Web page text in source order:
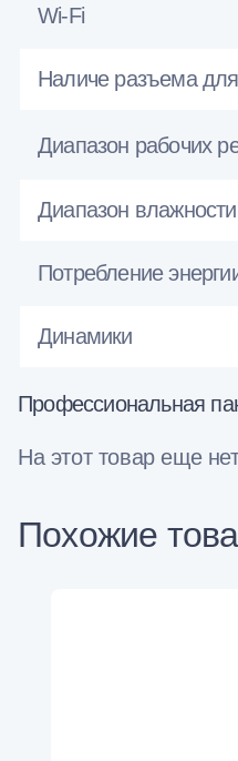
Wi-Fi
Наличе разъема
Диапазон рабочих
Диапазон
Потребление
Динамики
Профессиональная
На этот товар еще
Похожие